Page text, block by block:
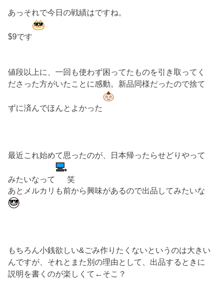
あっそれで今日の戦績はですね。
$9です
値段以上に、一回も使わず困ってたものを引き取ってく
ださった方がいたことに感動。新品同様だったので捨て
ずに済んでほんとよかった
最近これ始めて思ったのが、日本帰ったらせどりやって
みたいなって
笑
あとメルカリも前から興味があるので出品してみたいな
もちろん小銭欲しい&ごみ作りたくないというのは大きい
んですが、それとまた別の理由として、出品するときに
説明を書くのが楽しくて←そこ？